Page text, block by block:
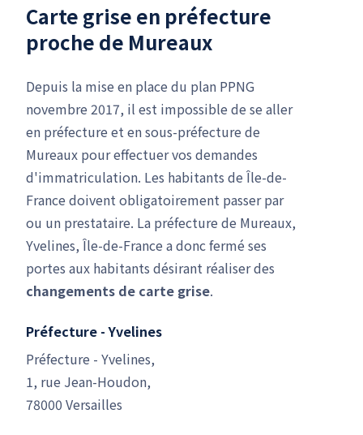
Carte grise en préfecture
proche de Mureaux
Depuis la mise en place du plan PPNG
novembre 2017, il est impossible de se aller
en préfecture et en sous-préfecture de
Mureaux pour effectuer vos demandes
d'immatriculation. Les habitants de Île-de-
France doivent obligatoirement passer par
ou un prestataire. La préfecture de Mureaux,
Yvelines, Île-de-France a donc fermé ses
portes aux habitants désirant réaliser des
changements de carte grise.
Préfecture - Yvelines
Préfecture - Yvelines,
1, rue Jean-Houdon,
78000 Versailles